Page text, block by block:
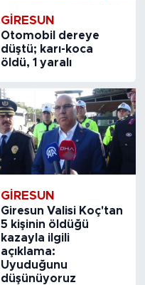
GIRESUN
Otomobil dereye
düştü; karı-koca
öldü, 1 yaralı
GIRESUN
Giresun Valisi Koç'tan
5 kişinin öldüğü
kazayla ilgili
açıklama:
Uyuduğunu
düşünüyoruz